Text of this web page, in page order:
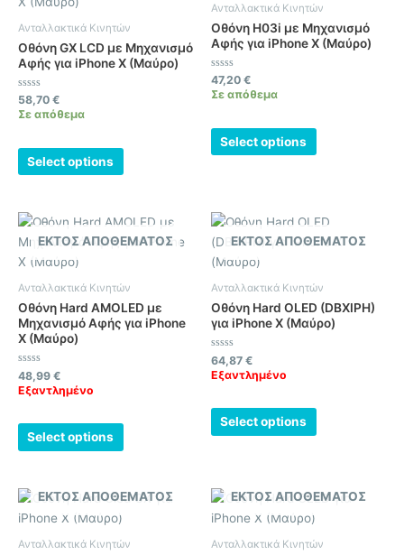
Ανταλλακτικά Κινητών
Οθόνη GX LCD με Μηχανισμό
Αφής για iPhone X (Μαύρο)
Βαθμολογήθηκε
με
0
58,70 €
Σε απόθεμα
Select options
Ανταλλακτικά Κινητών
Οθόνη H03i με Μηχανισμό
Αφής για iPhone X (Μαύρο)
Βαθμολογήθηκε
με
0
47,20 €
Σε απόθεμα
Select options
ΕΚΤΌΣ ΑΠΟΘΈΜΑΤΟΣ
Ανταλλακτικά Κινητών
Οθόνη Hard AMOLED με
Μηχανισμό Αφής για iPhone
X (Μαύρο)
Βαθμολογήθηκε
με
0
48,99 €
Εξαντλημένο
Select options
ΕΚΤΌΣ ΑΠΟΘΈΜΑΤΟΣ
Ανταλλακτικά Κινητών
Οθόνη Hard OLED (DBXIPH)
για iPhone X (Μαύρο)
Βαθμολογήθηκε
με
0
64,87 €
Εξαντλημένο
Select options
ΕΚΤΌΣ ΑΠΟΘΈΜΑΤΟΣ
Ανταλλακτικά Κινητών
ΕΚΤΌΣ ΑΠΟΘΈΜΑΤΟΣ
Ανταλλακτικά Κινητών